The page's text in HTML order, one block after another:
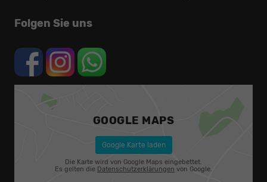
Folgen Sie uns
GOOGLE MAPS
Google Karte laden
Die Karte wird von Google Maps eingebettet.
Es gelten die Datenschutzerklärungen von Google.